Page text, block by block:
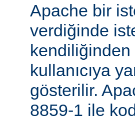
Apache bir
verdiğinde
kullanıcıya
gösterilir.
8859-1 ile